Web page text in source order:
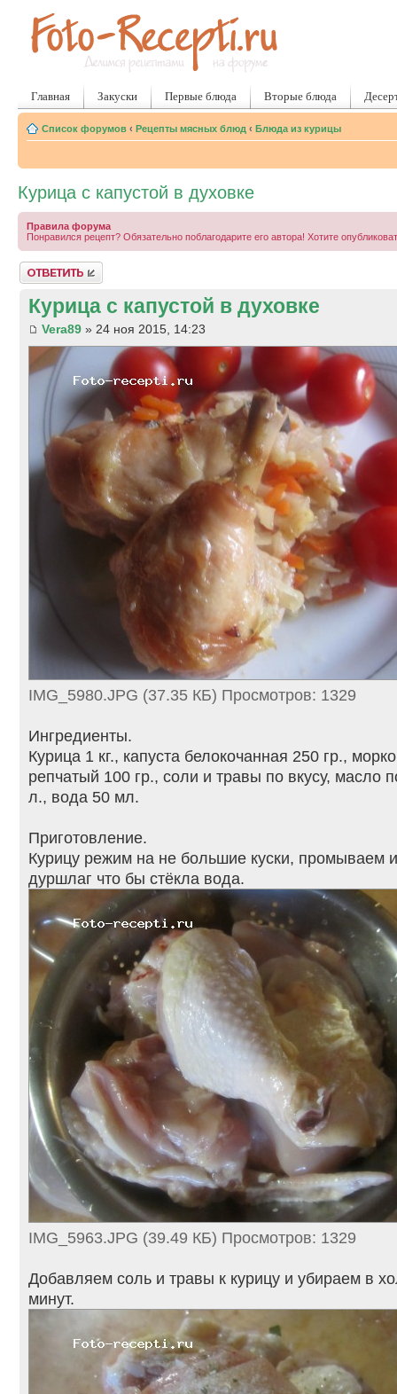
Главная Закуски Первые блюда Вторые блюда
Список форумов ‹ Рецепты мясных блюд ‹ Блюда из курицы
Курица с капустой в духовке
Правила форума
Понравился рецепт? Обязательно поблагодарите его автора! Хотите
Ответить
Курица с капустой в духовке
Vera89 » 24 ноя 2015, 14:23
IMG_5980.JPG (37.35 КБ) Просмотров: 1329
Ингредиенты.
Курица 1 кг., капуста белокочанная 250 гр.,
репчатый 100 гр., соли и травы по вкусу, масло
л., вода 50 мл.
Приготовление.
Курицу режим на не большие куски, промываем
дуршлаг что бы стёкла вода.
IMG_5963.JPG (39.49 КБ) Просмотров: 1329
Добавляем соль и травы к курицу и убираем в
минут.